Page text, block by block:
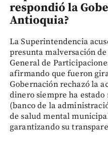
respondió la
Antioquia?
La Superintendencia
presunta malversación
General de
afirmando que fueron
Gobernación rechazó la
dinero siempre ha estado
(banco de la
de salud mental
garantizando su